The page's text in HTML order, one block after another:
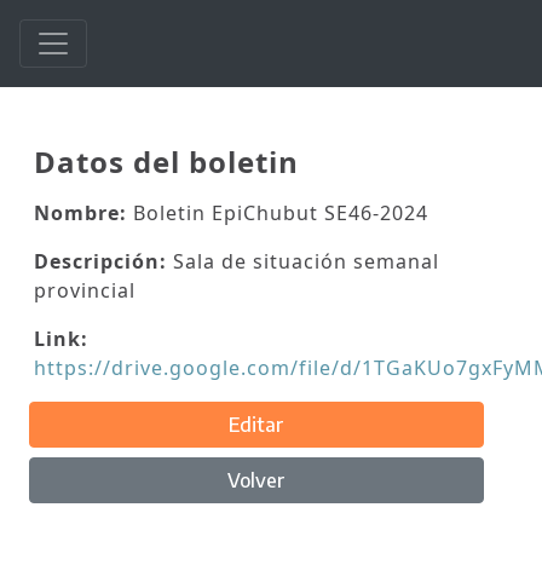
Datos del boletin
Nombre: Boletin EpiChubut SE46-2024
Descripción: Sala de situación semanal
provincial
Link:
https://drive.google.com/file/d/
Editar
Volver